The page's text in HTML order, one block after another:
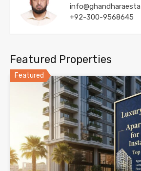
+92-300-9568645
Featured Properties
Featured